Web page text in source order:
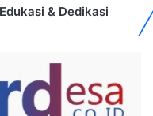
& Dedikasi